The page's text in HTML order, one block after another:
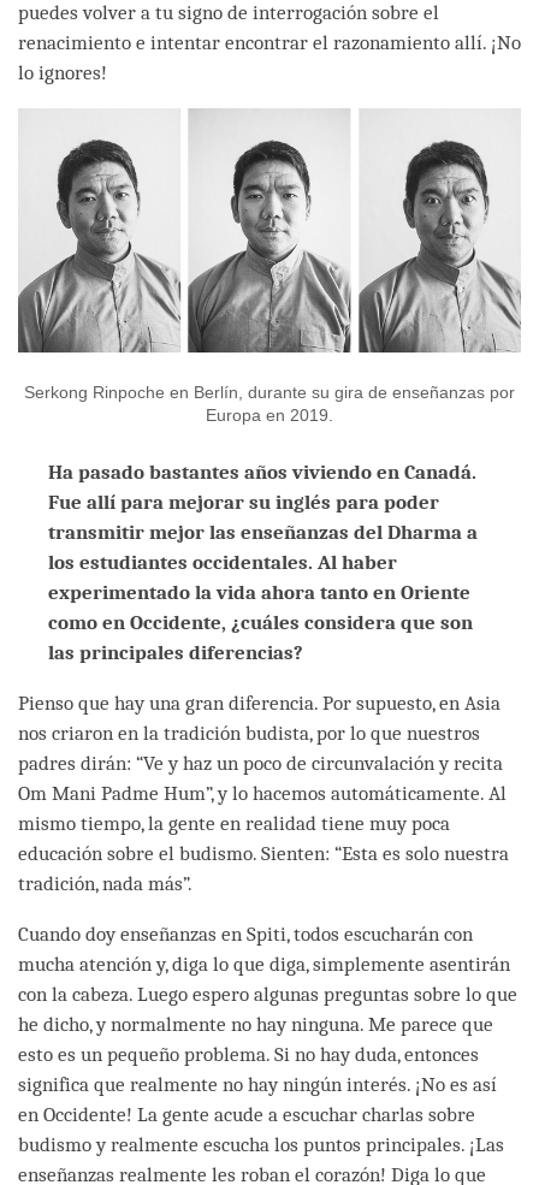
puedes volver a tu signo de interrogación sobre el
renacimiento e intentar encontrar el razonamiento allí. ¡No
lo ignores!
Serkong Rinpoche en Berlín, durante su gira de enseñanzas por
Europa en 2019.
Ha pasado bastantes años viviendo en Canadá.
Fue allí para mejorar su inglés para poder
transmitir mejor las enseñanzas del Dharma a
los estudiantes occidentales. Al haber
experimentado la vida ahora tanto en Oriente
como en Occidente, ¿cuáles considera que son
las principales diferencias?
Pienso que hay una gran diferencia. Por supuesto, en Asia
nos criaron en la tradición budista, por lo que nuestros
padres dirán: “Ve y haz un poco de circunvalación y recita
Om Mani Padme Hum”, y lo hacemos automáticamente. Al
mismo tiempo, la gente en realidad tiene muy poca
educación sobre el budismo. Sienten: “Esta es solo nuestra
tradición, nada más”.
Cuando doy enseñanzas en Spiti, todos escucharán con
mucha atención y, diga lo que diga, simplemente asentirán
con la cabeza. Luego espero algunas preguntas sobre lo que
he dicho, y normalmente no hay ninguna. Me parece que
esto es un pequeño problema. Si no hay duda, entonces
significa que realmente no hay ningún interés. ¡No es así
en Occidente! La gente acude a escuchar charlas sobre
budismo y realmente escucha los puntos principales. ¡Las
enseñanzas realmente les roban el corazón! Diga lo que